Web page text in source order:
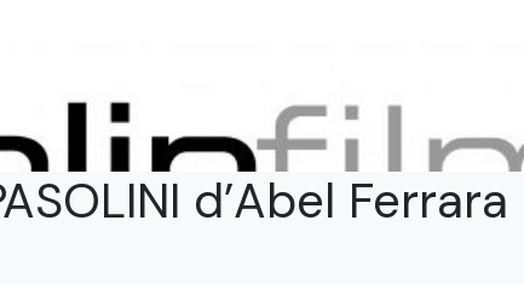
d’Abel Ferrara